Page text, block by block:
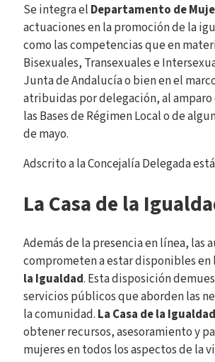
Se integra el Departamento de
actuaciones en la promoción de la
como las competencias que en
Bisexuales, Transexuales e
Junta de Andalucía o bien en el
atribuidas por delegación, al amparo
las Bases de Régimen Local o de
de mayo.
Adscrito a la Concejalía Delegada
La Casa de la
Además de la presencia en línea, las
comprometen a estar disponibles
la Igualdad. Esta disposición
servicios públicos que aborden las
la comunidad. La Casa de la Igualdad
obtener recursos, asesoramiento y
mujeres en todos los aspectos de la